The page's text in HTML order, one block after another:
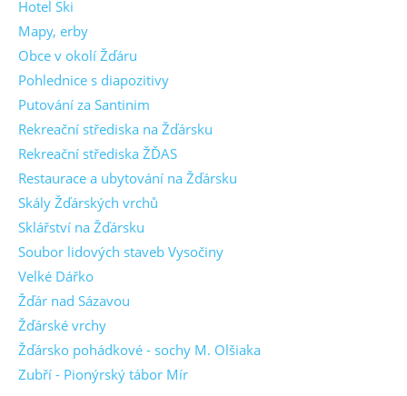
Hotel Ski
Mapy, erby
Obce v okolí Žďáru
Pohlednice s diapozitivy
Putování za Santinim
Rekreační střediska na Žďársku
Rekreační střediska ŽĎAS
Restaurace a ubytování na Žďársku
Skály Žďárských vrchů
Sklářství na Žďársku
Soubor lidových staveb Vysočiny
Velké Dářko
Žďár nad Sázavou
Žďárské vrchy
Žďársko pohádkové - sochy M. Olšiaka
Zubří - Pionýrský tábor Mír